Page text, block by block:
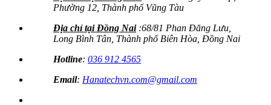
Phường 12, Thành phố Vũng Tàu
Địa chỉ tại Đồng Nai:68/81 Phan Đăng Lưu,
Long Bình Tân, Thành phố Biên Hòa, Đồng Nai
Hotline: 036 912 4565
Email: Hanatechvn.com@gmail.com